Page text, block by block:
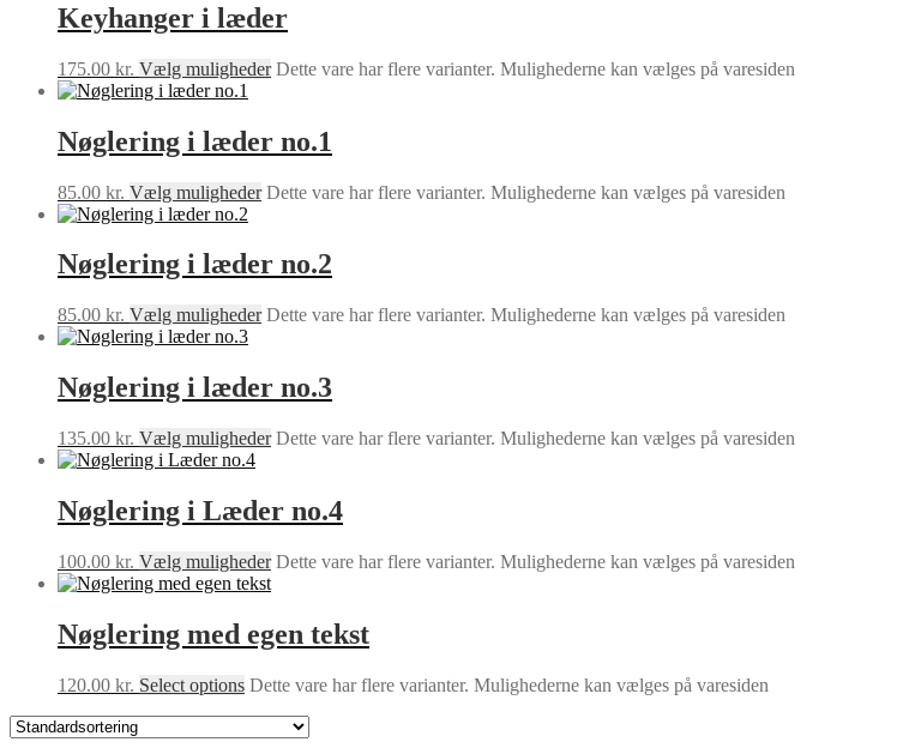
Keyhanger i læder
175.00 kr. Vælg muligheder Dette vare har flere varianter. Mulighederne kan vælges på varesiden
Nøglering i læder no.1
85.00 kr. Vælg muligheder Dette vare har flere varianter. Mulighederne kan vælges på varesiden
Nøglering i læder no.2
85.00 kr. Vælg muligheder Dette vare har flere varianter. Mulighederne kan vælges på varesiden
Nøglering i læder no.3
135.00 kr. Vælg muligheder Dette vare har flere varianter. Mulighederne kan vælges på varesiden
Nøglering i Læder no.4
100.00 kr. Vælg muligheder Dette vare har flere varianter. Mulighederne kan vælges på varesiden
Nøglering med egen tekst
120.00 kr. Select options Dette vare har flere varianter. Mulighederne kan vælges på varesiden